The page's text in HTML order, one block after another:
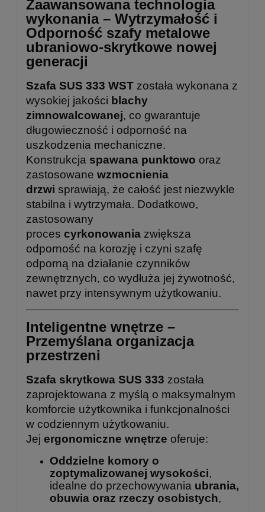
Zaawansowana technologia
wykonania – Wytrzymałość i
Odporność szafy metalowe
ubraniowo-skrytkowe nowej
generacji
Szafa SUS 333 WST została wykonana z
wysokiej jakości blachy
zimnowalcowanej, co gwarantuje
długowieczność i odporność na
uszkodzenia mechaniczne.
Konstrukcja spawana punktowo oraz
zastosowane wzmocnienia
drzwi sprawiają, że całość jest niezwykle
stabilna i wytrzymała. Dodatkowo,
zastosowany
proces cyrkonowania zwiększa
odporność na korozję i czyni szafę
odporną na działanie czynników
zewnętrznych, co wydłuża jej żywotność,
nawet przy intensywnym użytkowaniu.
Inteligentne wnętrze –
Przemyślana organizacja
przestrzeni
Szafa skrytkowa SUS 333 została
zaprojektowana z myślą o maksymalnym
komforcie użytkownika i funkcjonalności
w codziennym użytkowaniu.
Jej ergonomiczne wnętrze oferuje:
Oddzielne komory o
zoptymalizowanej wysokości,
idealne do przechowywania ubrania,
obuwia oraz rzeczy osobistych,